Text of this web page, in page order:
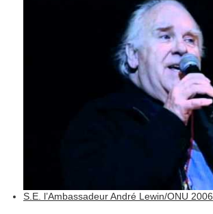
S.E. l’Ambassadeur André Lewin/ONU 2006